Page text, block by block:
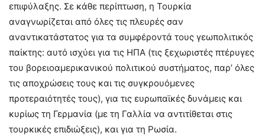
επιφύλαξης. Σε κάθε περίπτωση, η Τουρκία
αναγνωρίζεται από όλες τις πλευρές σαν
αναντικατάστατος για τα συμφέροντά τους γεωπολιτικός
παίκτης: αυτό ισχύει για τις ΗΠΑ (τις ξεχωριστές πτέρυγες
του βορειοαμερικανικού πολιτικού συστήματος, παρ’ όλες
τις αποχρώσεις τους και τις συγκρουόμενες
προτεραιότητές τους), για τις ευρωπαϊκές δυνάμεις και
κυρίως τη Γερμανία (με τη Γαλλία να αντιτίθεται στις
τουρκικές επιδιώξεις), και για τη Ρωσία.